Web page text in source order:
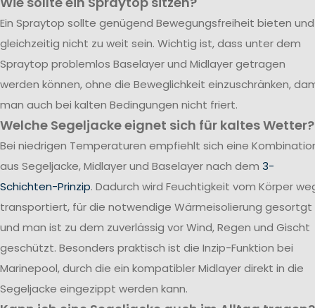
Ein Spraytop sollte genügend Bewegungsfreiheit bieten und
gleichzeitig nicht zu weit sein. Wichtig ist, dass unter dem
Spraytop problemlos Baselayer und Midlayer getragen
werden können, ohne die Beweglichkeit einzuschränken,
man auch bei kalten Bedingungen nicht friert.
Welche Segeljacke eignet sich für kaltes Wetter?
Bei niedrigen Temperaturen empfiehlt sich eine
aus Segeljacke, Midlayer und Baselayer nach dem 3-
Schichten-Prinzip. Dadurch wird Feuchtigkeit vom Körper
transportiert, für die notwendige Wärmeisolierung gesortgt
und man ist zu dem zuverlässig vor Wind, Regen und Gischt
geschützt. Besonders praktisch ist die Inzip-Funktion bei
Marinepool, durch die ein kompatibler Midlayer direkt in die
Segeljacke eingezippt werden kann.